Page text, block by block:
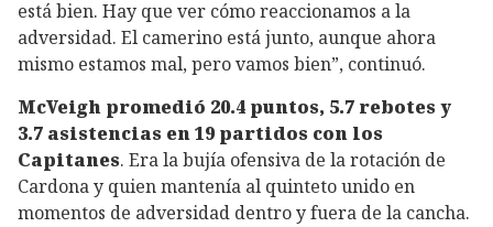
está bien. Hay que ver cómo reaccionamos a la
adversidad. El camerino está junto, aunque ahora
mismo estamos mal, pero vamos bien”, continuó.
McVeigh promedió 20.4 puntos, 5.7 rebotes y
3.7 asistencias en 19 partidos con los
Capitanes. Era la bujía ofensiva de la rotación de
Cardona y quien mantenía al quinteto unido en
momentos de adversidad dentro y fuera de la cancha.